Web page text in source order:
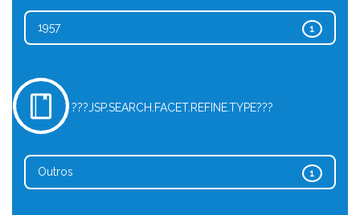
1
1957
???JSP.SEARCH.FACET.REFINE.TYPE???
1
Outros